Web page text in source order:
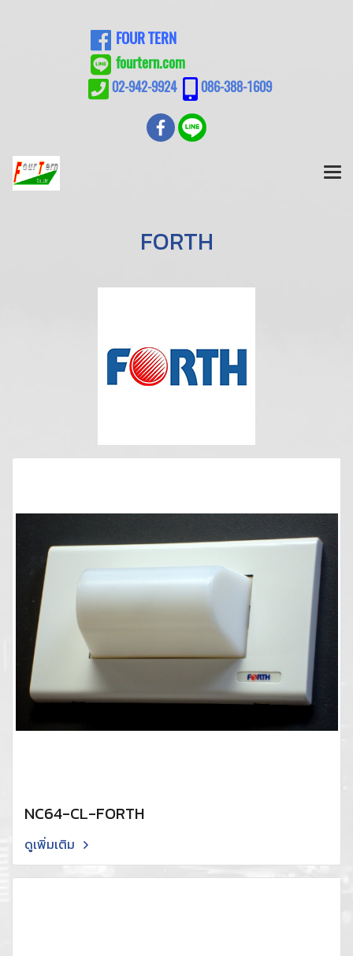
FOUR TERN
fourtern.com
02-942-9924 086-388-1609
FORTH
NC64-CL-FORTH
ดูเพิ่มเติม